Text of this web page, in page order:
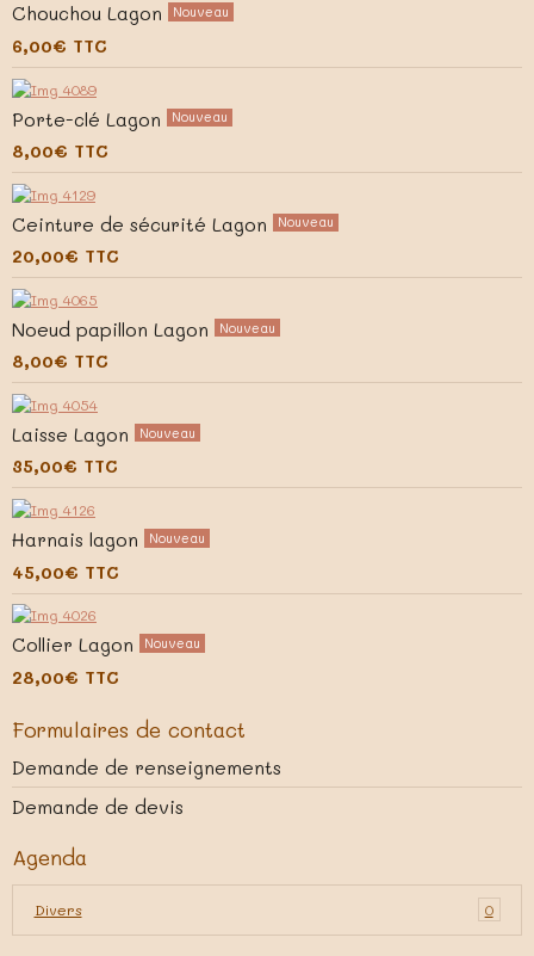
Chouchou Lagon Nouveau
6,00€ TTC
Porte-clé Lagon Nouveau
8,00€ TTC
Ceinture de sécurité Lagon Nouveau
20,00€ TTC
Noeud papillon Lagon Nouveau
8,00€ TTC
Laisse Lagon Nouveau
35,00€ TTC
Harnais lagon Nouveau
45,00€ TTC
Collier Lagon Nouveau
28,00€ TTC
Formulaires de contact
Demande de renseignements
Demande de devis
Agenda
Divers 0